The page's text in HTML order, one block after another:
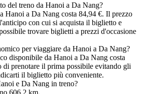
del treno da Hanoi a Da Nang?
Hanoi a Da Nang costa 84,94 €. Il prezzo
con cui si acquista il biglietto e
trovare biglietti a prezzi d'occasione
per viaggiare da Hanoi a Da Nang?
disponibile da Hanoi a Da Nang costa
di prenotare il prima possibile evitando gli
il biglietto più conveniente.
e Da Nang in treno?
606,2 km.